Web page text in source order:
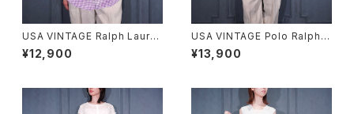
USA VINTAGE Ralph Laure
n CHECK PATTERNED HOR
SE EMBROIDERY LINEN HA
刺繍リネン半袖ボタンダウンシ
¥12,900
USA VINTAGE Polo Ralph L
auren HORSE EMBROIDERY
DESIGN HALF SLEEVE BD S
ス刺繍デザイン半袖ボタンダウ
ンシルクリネンシャツ
¥13,900